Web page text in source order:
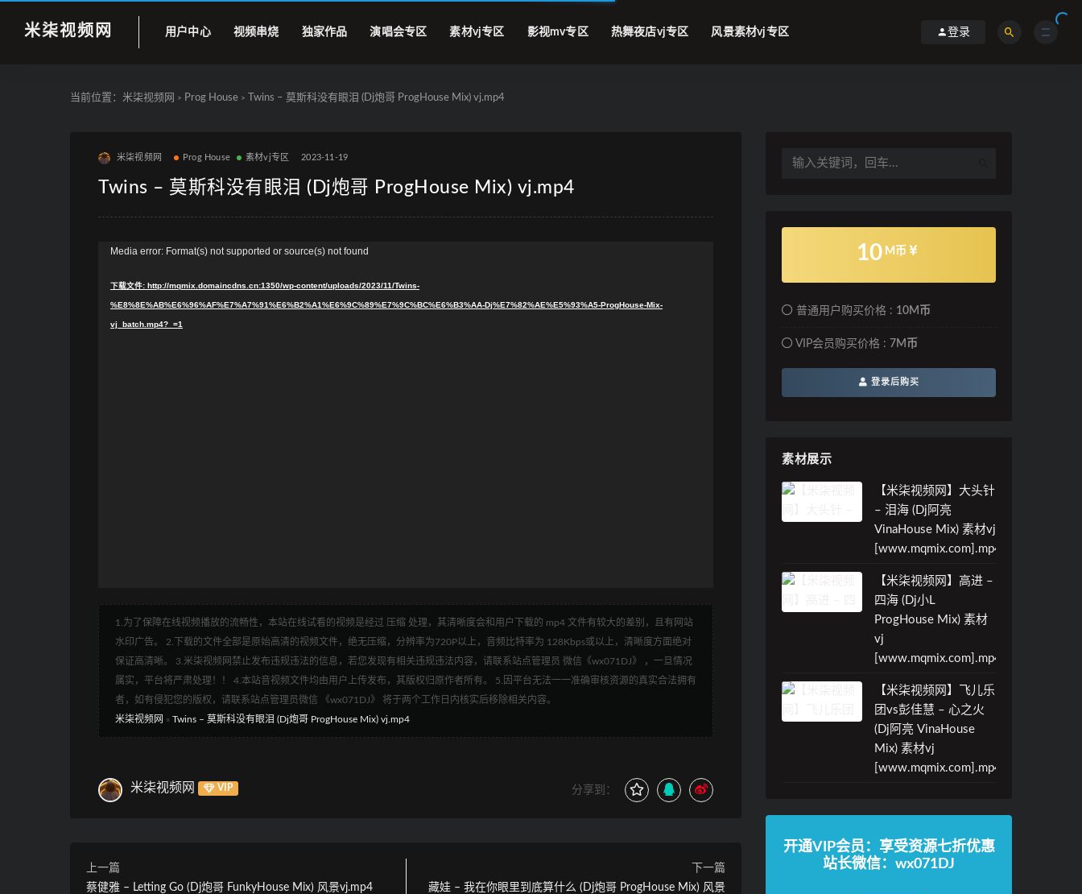
米柒视频网 用户中心 视频串烧 独家作品 演唱会专区 素材vj专区 影视mv专区 热舞夜店vj专区 风景素材vj专区 登录
当前位置： 米柒视频网 > Prog House > Twins – 莫斯科没有眼泪 (Dj炮哥 ProgHouse Mix) vj.mp4
米柒视频网 Prog House 素材vj专区 2023-11-19
Twins – 莫斯科没有眼泪 (Dj炮哥 ProgHouse Mix) vj.mp4
Media error: Format(s) not supported or source(s) not found
下载文件: http://mqmix.domaincdns.cn:1350/wp-content/uploads/2023/11/Twins-
%E8%8E%AB%E6%96%AF%E7%A7%91%E6%B2%A1%E6%9C%89%E7%9C%BC%E6%B3%AA-Dj%E7%82%AE%E5%93%A5-ProgHouse-Mix-
vj_batch.mp4?_=1
1.为了保障在线视频播放的流畅性，本站在线试看的视频是经过 压缩 处理，其清晰度会和用户下载的 mp4 文件有较大的差别，且有网站
水印广告。 2.下载的文件全部是原始高清的视频文件，绝无压缩，分辨率为720P以上，音频比特率为 128Kbps或以上，清晰度方面绝对
保证高清晰。 3.米柒视频网禁止发布违规违法的信息，若您发现有相关违规违法内容，请联系站点管理员 微信《wx071DJ》 ，一旦情况
属实，平台将严肃处理！！ 4.本站音视频文件均由用户上传发布，其版权归原作者所有。 5.因平台无法一一准确审核资源的真实合法拥有
者，如有侵犯您的版权，请联系站点管理员微信 《wx071DJ》 将于两个工作日内核实后移除相关内容。
米柒视频网 » Twins – 莫斯科没有眼泪 (Dj炮哥 ProgHouse Mix) vj.mp4
米柒视频网 VIP 分享到：
上一篇
蔡健雅 – Letting Go (Dj炮哥 FunkyHouse Mix) 风景vj.mp4
下一篇
藏娃 – 我在你眼里到底算什么 (Dj炮哥 ProgHouse Mix) 风景
10 M币
普通用户购买价格 : 10M币
VIP会员购买价格 : 7M币
登录后购买
素材展示
【米柒视频网】大头针
– 泪海 (Dj阿亮
VinaHouse Mix) 素材vj
[www.mqmix.com].mp4
【米柒视频网】高进 –
四海 (Dj小L
ProgHouse Mix) 素材
vj
[www.mqmix.com].mp4
【米柒视频网】飞儿乐
团vs彭佳慧 – 心之火
(Dj阿亮 VinaHouse
Mix) 素材vj
[www.mqmix.com].mp4
开通VIP会员：享受资源七折优惠
站长微信：wx071DJ